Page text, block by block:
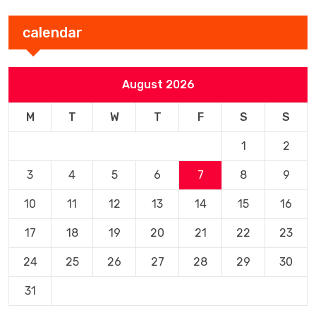
calendar
August 2026
M T W T F S S
1 2
3 4 5 6 7 8 9
10 11 12 13 14 15 16
17 18 19 20 21 22 23
24 25 26 27 28 29 30
31